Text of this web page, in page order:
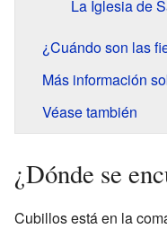
La Iglesia de
¿Cuándo son las
Más información
Véase también
¿Dónde se
Cubillos está en la